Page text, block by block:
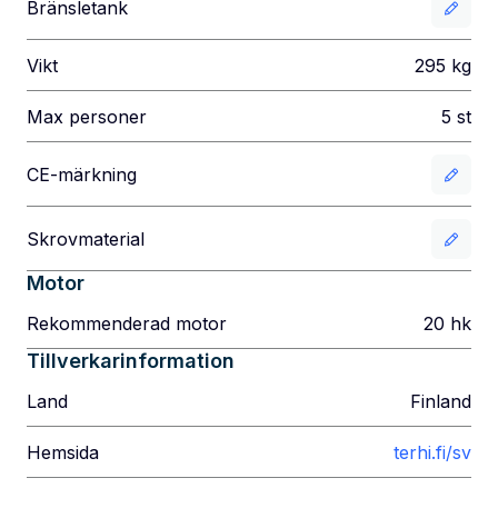
Bränsletank
Vikt 295 kg
Max personer 5 st
CE-märkning
Skrovmaterial
Motor
Rekommenderad motor 20 hk
Tillverkarinformation
Land Finland
Hemsida terhi.fi/sv